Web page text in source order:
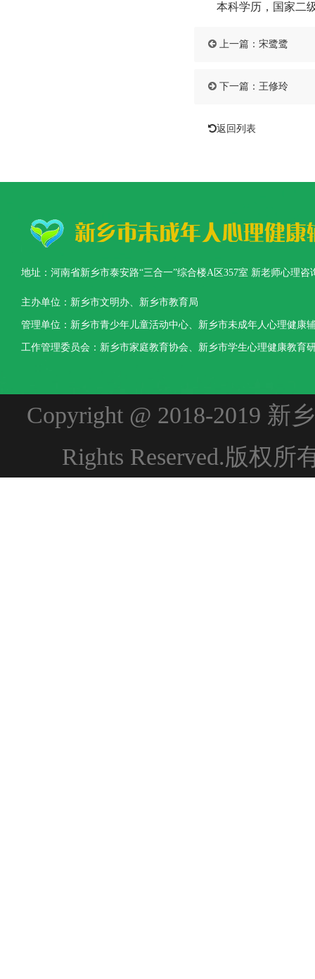
本科学历，国家二级
上一篇：宋鹭鹭
下一篇：王修玲
返回列表
地址：河南省新乡市泰安路“三合一”综合楼A区357室 新老师心理咨
主办单位：新乡市文明办、新乡市教育局
管理单位：新乡市青少年儿童活动中心、新乡市未成年人心理健康
工作管理委员会：新乡市家庭教育协会、新乡市学生心理健康教
Copyright @ 2018-2019
Rights Reserved.版权所